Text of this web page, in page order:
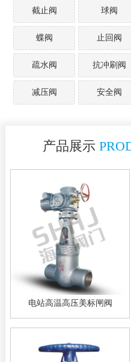
截止阀 球阀
蝶阀 止回阀
疏水阀 抗冲刷阀
减压阀 安全阀
产品展示
电站高温高压美标闸阀